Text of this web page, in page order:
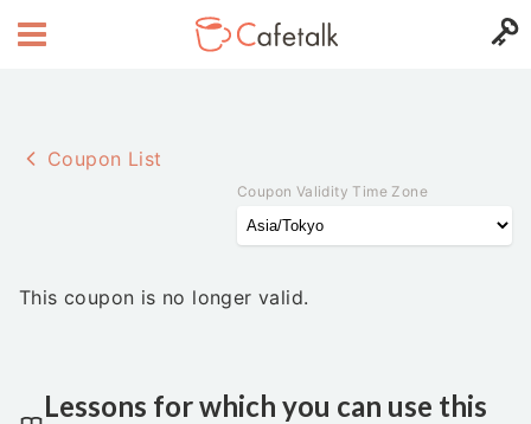
Coupon List
Coupon Validity Time Zone
This coupon is no longer valid.
Lessons for which you can use this